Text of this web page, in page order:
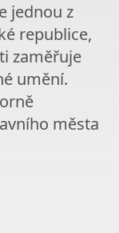
jednou z
republice,
zaměřuje
umění.
města